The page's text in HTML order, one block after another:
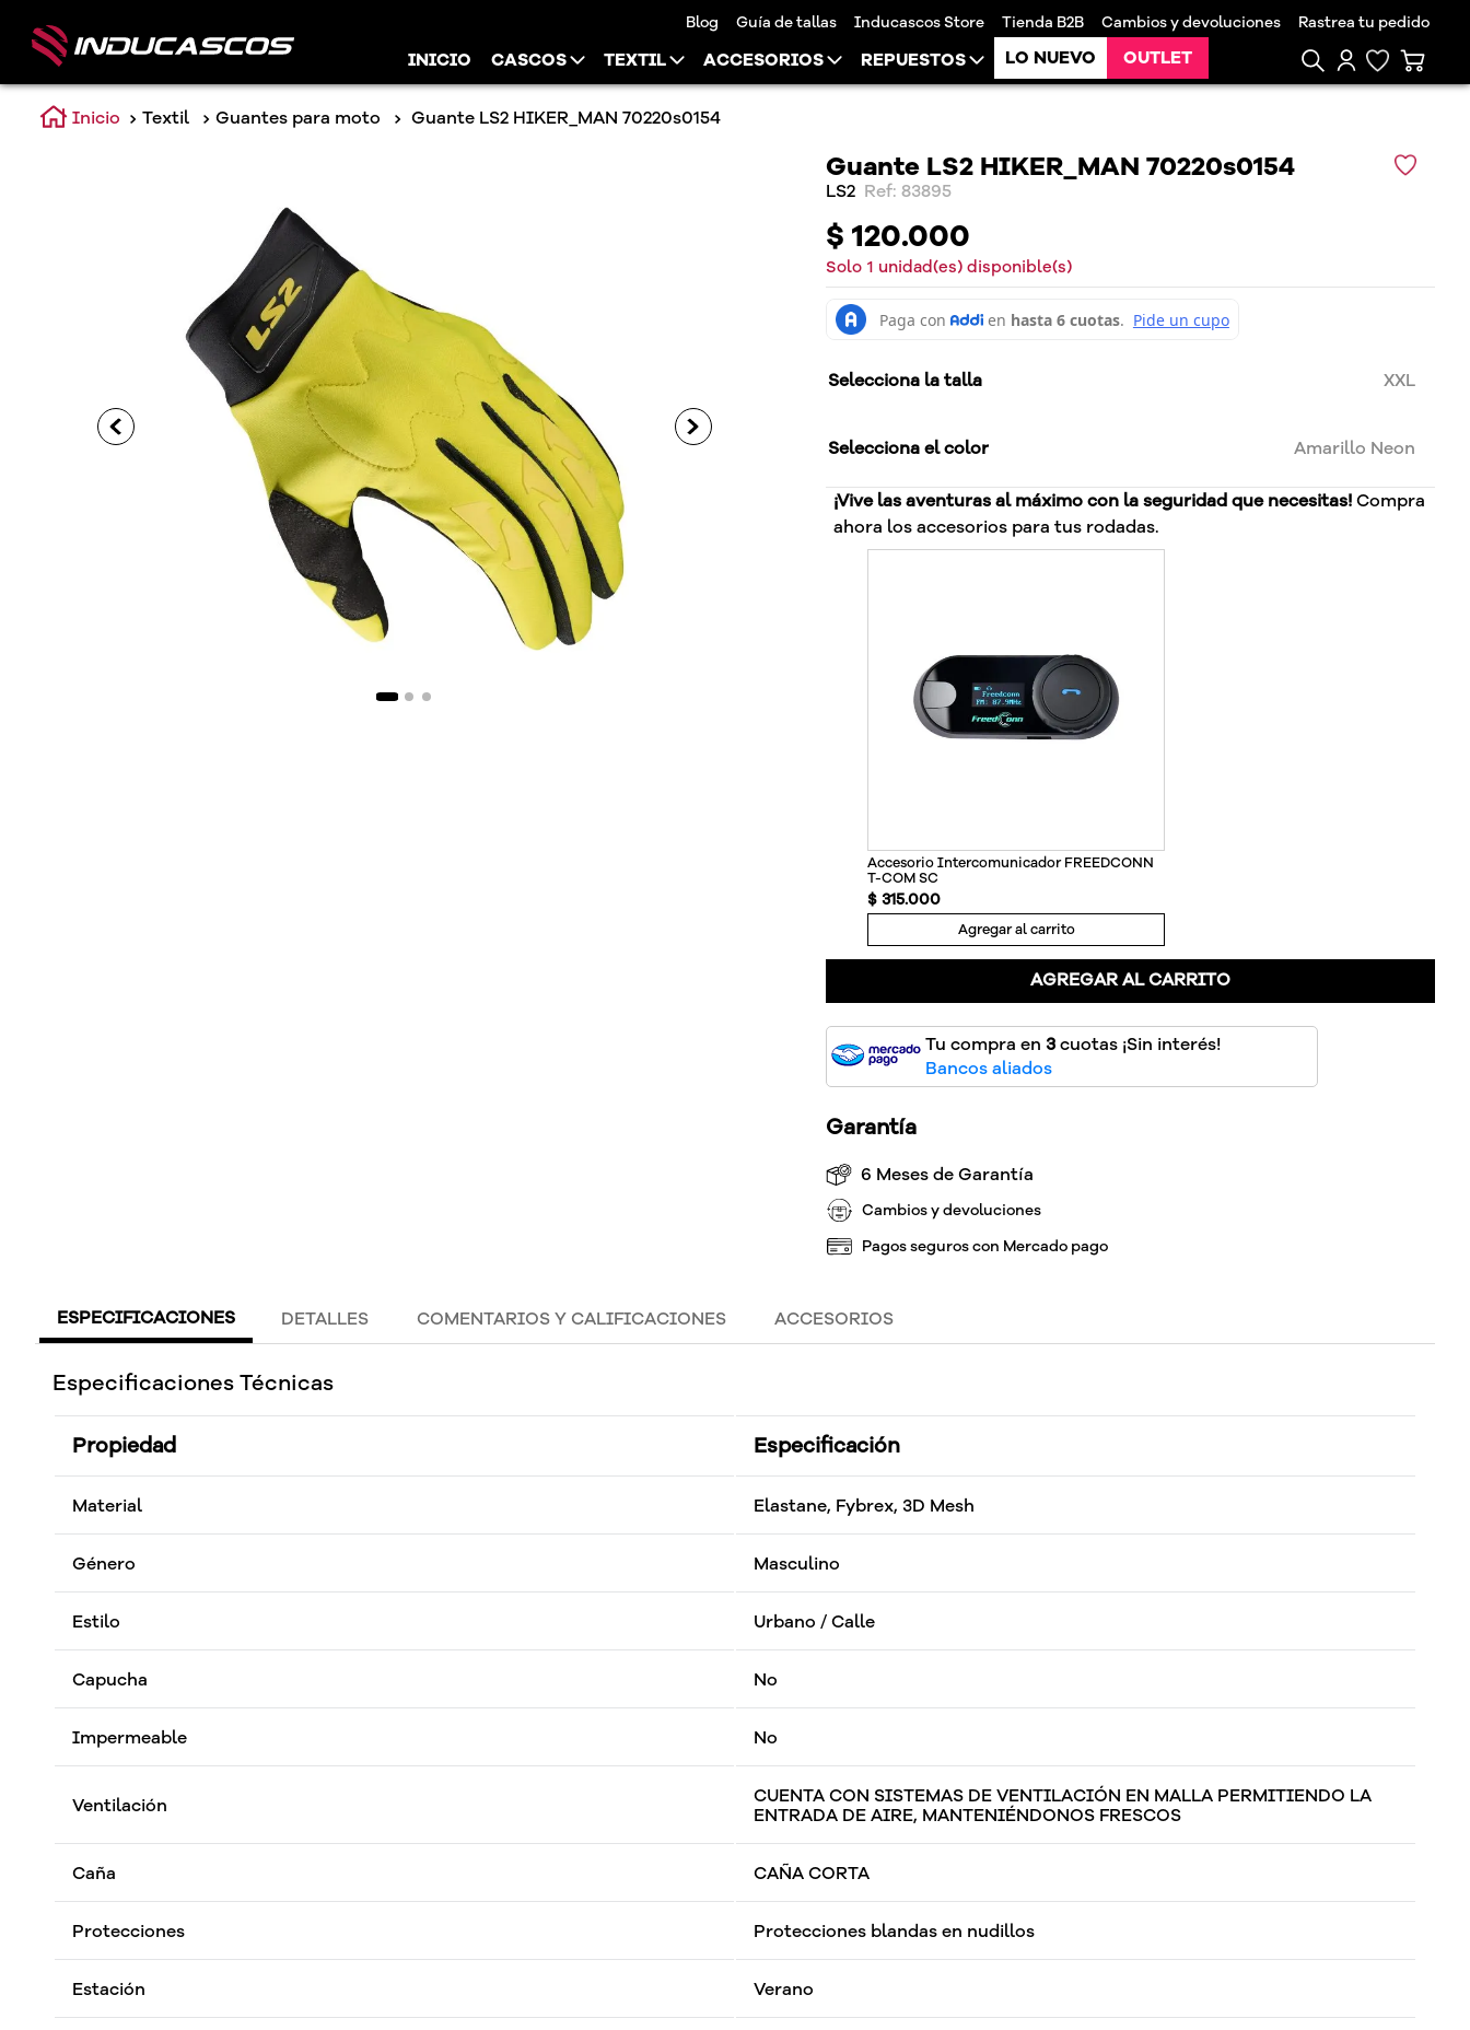
Blog Guía de tallas Inducascos Store Tienda B2B Cambios y devoluciones Rastrea tu pedido
INICIO CASCOS TEXTIL ACCESORIOS REPUESTOS LO NUEVO OUTLET
Textil Guantes para moto Guante LS2 HIKER_MAN 70220s0154
Guante LS2 HIKER_MAN 70220s0154
LS2 :83895
$ 120.000
Solo 1 unidad(es) disponible(s)
Selecciona el color Amarillo Neon
Selecciona la talla XXL
¡Vive las aventuras al máximo con la seguridad que necesitas!Compra
ahora los accesorios para tus rodadas.
Accesorio Intercomunicador FREEDCONN
T-COM SC
$ 315.000
Agregar al carrito
AGREGAR AL CARRITO
Tu compra en3cuotas ¡Sin interés!
Bancos aliados
Garantía
6 Meses de Garantía
Cambios y devoluciones
Pagos seguros con Mercado pago
ESPECIFICACIONES DETALLES COMENTARIOS Y CALIFICACIONES ACCESORIOS
Especificaciones Técnicas
Propiedad Especificación
Material Elastane, Fybrex, 3D Mesh
Género Masculino
Estilo Urbano / Calle
Capucha No
Impermeable No
Ventilación
CUENTA CON SISTEMAS DE VENTILACIÓN EN MALLA PERMITIENDO LA
ENTRADA DE AIRE, MANTENIÉNDONOS FRESCOS
Caña CAÑA CORTA
Protecciones Protecciones blandas en nudillos
Estación Verano